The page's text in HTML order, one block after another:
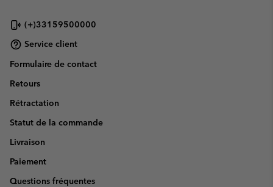
(+)33159500000
Service client
Formulaire de contact
Retours
Rétractation
Statut de la commande
Livraison
Paiement
Questions fréquentes